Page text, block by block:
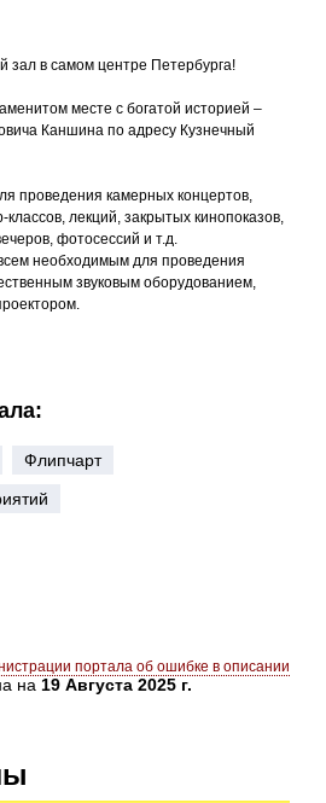
зал в самом центре Петербурга!
месте с богатой историей –
Каншина по адресу Кузнечный
проведения камерных концертов,
классов, лекций, закрытых кинопоказов,
фотосессий и т.д.
необходимым для проведения
звуковым оборудованием,
Флипчарт
портала об ошибке в описании
на 19 Августа 2025 г.